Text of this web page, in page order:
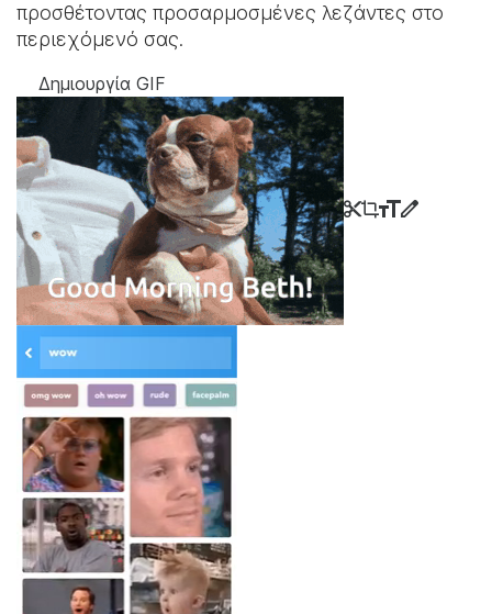
προσθέτοντας προσαρμοσμένες λεζάντες στο
περιεχόμενό σας.
Δημιουργία GIF